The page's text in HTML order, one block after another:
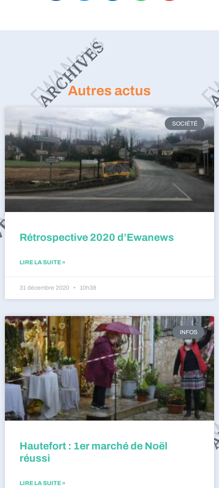
Autres actus
SOCIÉTÉ
Rétrospective 2020 d’Ewanews
LIRE LA SUITE »
31 décembre 2020 10h38
INFOS
Hautefort : 1er marché de Noël
réussi
LIRE LA SUITE »